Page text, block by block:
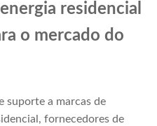
residencial
o mercado do
suporte a marcas de
fornecedores de